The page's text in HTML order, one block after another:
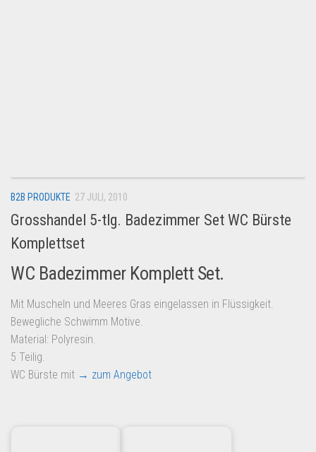
B2B PRODUKTE 27 JULI, 2010
Grosshandel 5-tlg. Badezimmer Set WC Bürste
Komplettset
WC Badezimmer Komplett Set.
Mit Muscheln und Meeres Gras eingelassen in Flüssigkeit.
Bewegliche Schwimm Motive.
Material: Polyresin.
5 Teilig.
WC Bürste mit → zum Angebot